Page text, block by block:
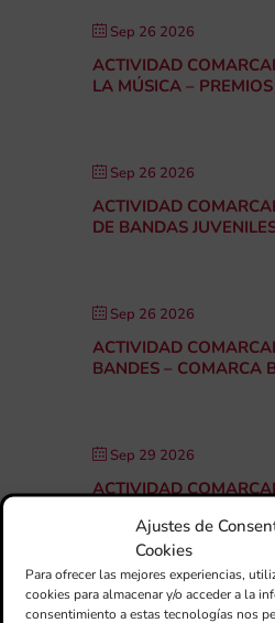
Ajustes de
Cookies
Para ofrecer las mejores experiencias,
cookies para almacenar y/o acceder a la
consentimiento a estas tecnologías nos
Sep 26 2026
ACTIVIDAD
LA MÚSICA –
Sep 26 2026
ACTIVIDAD
DE BANDAS
Sep 26 2026
ACTIVIDAD
BANDES – COMARCA
Sep 29 2026
ACTIVIDAD
CORPORAL PARA